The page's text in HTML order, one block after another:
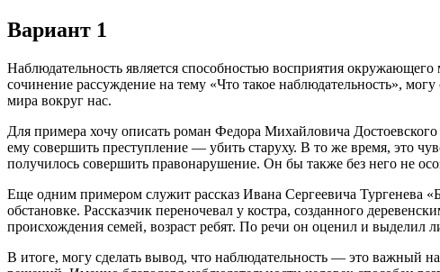
Вариант 1
Наблюдательность является способностью восприятия
сочинение рассуждение на тему «Что такое наблюдательность»,
мира вокруг нас.
Для примера хочу описать роман Федора Михайловича
ему совершить преступление — убить старуху. В то же время, это
получилось совершить правонарушение. Он бы также без него не
Еще одним примером служит рассказ Ивана Сергеевича Тургенева
обстановке. Рассказчик переночевал у костра, созданного
происхождения семей, возраст ребят. По речи он оценил и выделил
В итоге, могу сделать вывод, что наблюдательность — это важный